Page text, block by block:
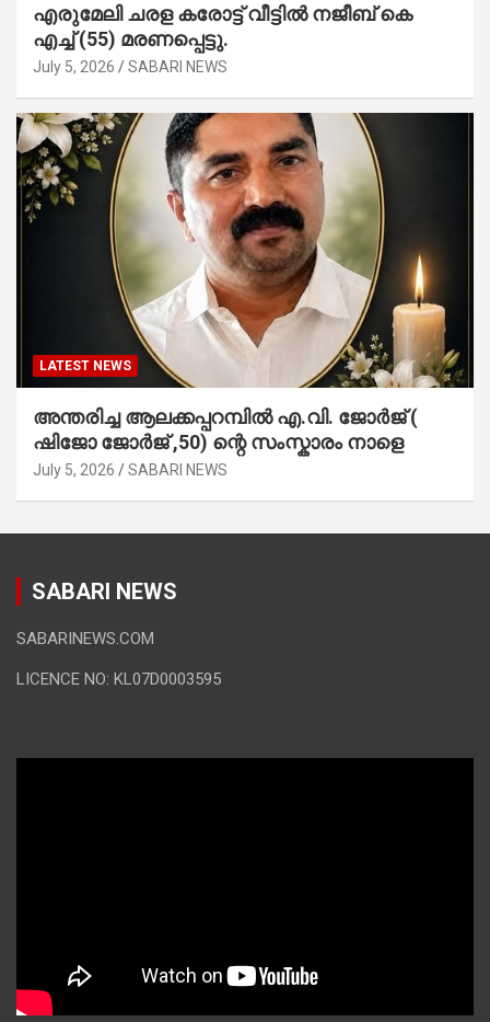
എരുമേലി ചരള കരോട്ട് വീട്ടിൽ നജീബ് കെ
എച്ച് (55) മരണപ്പെട്ടു.
July 5, 2026 SABARI NEWS
LATEST NEWS
അന്തരിച്ച ആ​ല​ക്ക​പ്പ​റമ്പിൽ​ എ.​വി. ജോ​ർ​ജ് (
ഷിജോ ജോർജ് ,50) ന്റെ സംസ്കാരം നാളെ
July 5, 2026 SABARI NEWS
SABARI NEWS
SABARINEWS.COM
LICENCE NO: KL07D0003595